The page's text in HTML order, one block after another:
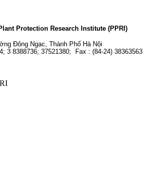
Protection Research Institute (PPRI)
Đông Ngạc, Thành Phố Hà Nội
3 8388736; 37521380; Fax : (84-24) 38363563